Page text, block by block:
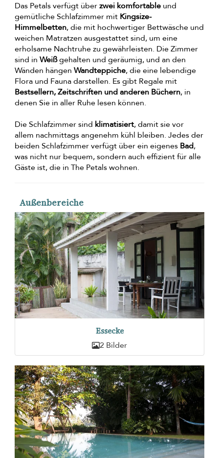
Das Petals verfügt überzwei komfortable und
gemütliche Schlafzimmer mit Kingsize-
Himmelbetten, die mit hochwertiger Bettwäsche und
weichen Matratzen ausgestattet sind, um eine
erholsame Nachtruhe zu gewährleisten. Die Zimmer
sind in Weißgehalten und geräumig, und an den
Wänden hängen Wandteppiche, die eine lebendige
Flora und Fauna darstellen. Es gibt Regale mit
Bestsellern, Zeitschriften und anderen Büchern, in
denen Sie in aller Ruhe lesen können.
Die Schlafzimmer sind klimatisiert, damit sie vor
allem nachmittags angenehm kühl bleiben. Jedes der
beiden Schlafzimmer verfügt über ein eigenes Bad,
was nicht nur bequem, sondern auch effizient für alle
Gäste ist, die in The Petals wohnen.
Außenbereiche
Essecke
2 Bilder